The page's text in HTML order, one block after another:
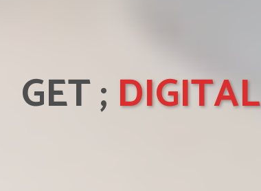
GET ; DIGITAL